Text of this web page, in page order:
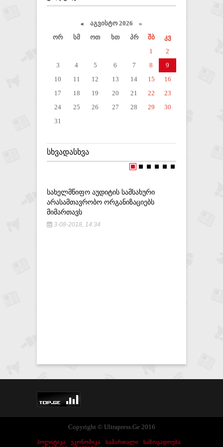
« აგვისტო 2026 »
ორ
სმ ოთ ხთ პრ შბ
კვ
1
2
3
4 5 6 7 8
9
10
11 12 13 14 15
16
17
18 19 20 21 22
23
24
25 26 27 28 29
30
31
ᲡᲮᲕᲐᲓᲐᲡᲮᲕᲐ
ᲡᲐᲮᲔᲚᲛᲬᲘᲤᲝ ᲐᲣᲓᲘᲢᲘᲡ ᲡᲐᲛᲡᲐᲮᲣᲠᲘ
ᲐᲠᲐᲡᲐᲛᲗᲐᲕᲠᲝᲑᲝ ᲝᲠᲒᲐᲜᲘᲖᲐᲪᲘᲔᲑᲡ
ᲛᲘᲛᲐᲠᲗᲐᲕᲡ
3-08-2018, 14:34
Copyright © Ultrapress.Ge 2016
ᲞᲝᲚᲘᲢᲘᲙᲐ ᲔᲙᲝᲜᲝᲛᲘᲙᲐ ᲡᲐᲛᲐᲠᲗᲐᲚᲘ
ᲡᲐᲖᲝᲒᲐᲓᲝᲔᲑᲐ